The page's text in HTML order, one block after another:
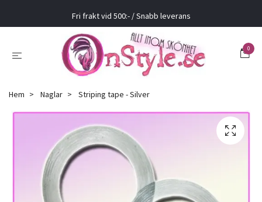
Fri frakt vid 500:- / Snabb leverans
0
Hem Naglar Striping tape - Silver